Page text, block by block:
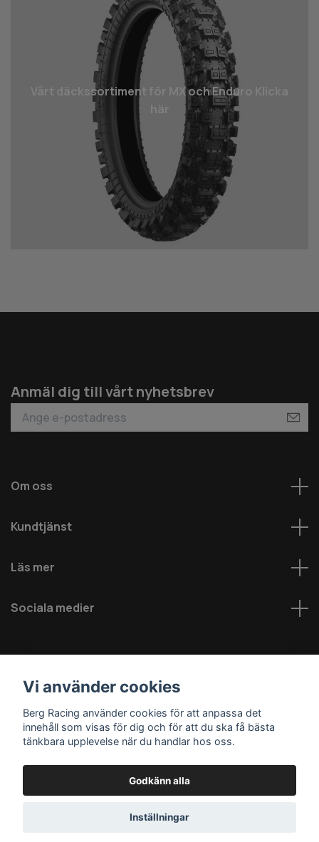
Vårt däcks­sortiment för MX och Enduro Klicka
Anmäl dig till vårt nyhetsbrev
Om oss
Kundtjänst
Läs mer
Sociala medier
© 2026 Berg MC AB - Alla rättigheter reserverade
Vi använder cookies
Berg Racing använder cookies för att anpassa det
innehåll som visas för dig och för att du ska få bästa
tänkbara upplevelse när du handlar hos oss.
Godkänn alla
Inställningar